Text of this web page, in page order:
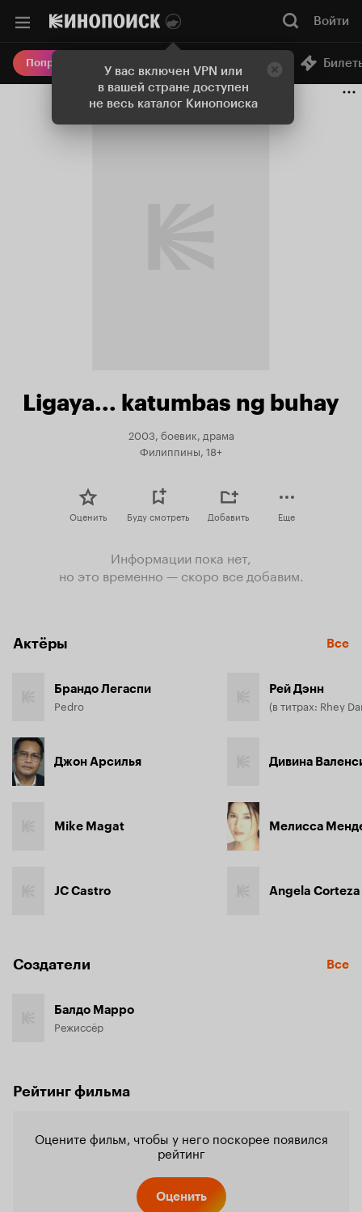
У вас включен VPN или
в вашей стране доступен
не весь каталог Кинопоиска
Войти
Попробовать Плюс Онлайн-кинотеатр
Ligaya... katumbas ng buhay
2003, боевик, драма
Филиппины, 18+
Оценить Буду смотреть Добавить Еще
Информации пока нет,
но это временно — скоро все добавим.
Актёры Все
Брандо Легаспи
Pedro
Джон Арсилья
Mike Magat
JC Castro
Рей Дэнн
(в титрах: Rhey
Дивина
Мелисса
Angela Corteza
Создатели Все
Балдо Марро
Режиссёр
Рейтинг фильма
Оцените фильм, чтобы у него поскорее появился
рейтинг
Оценить